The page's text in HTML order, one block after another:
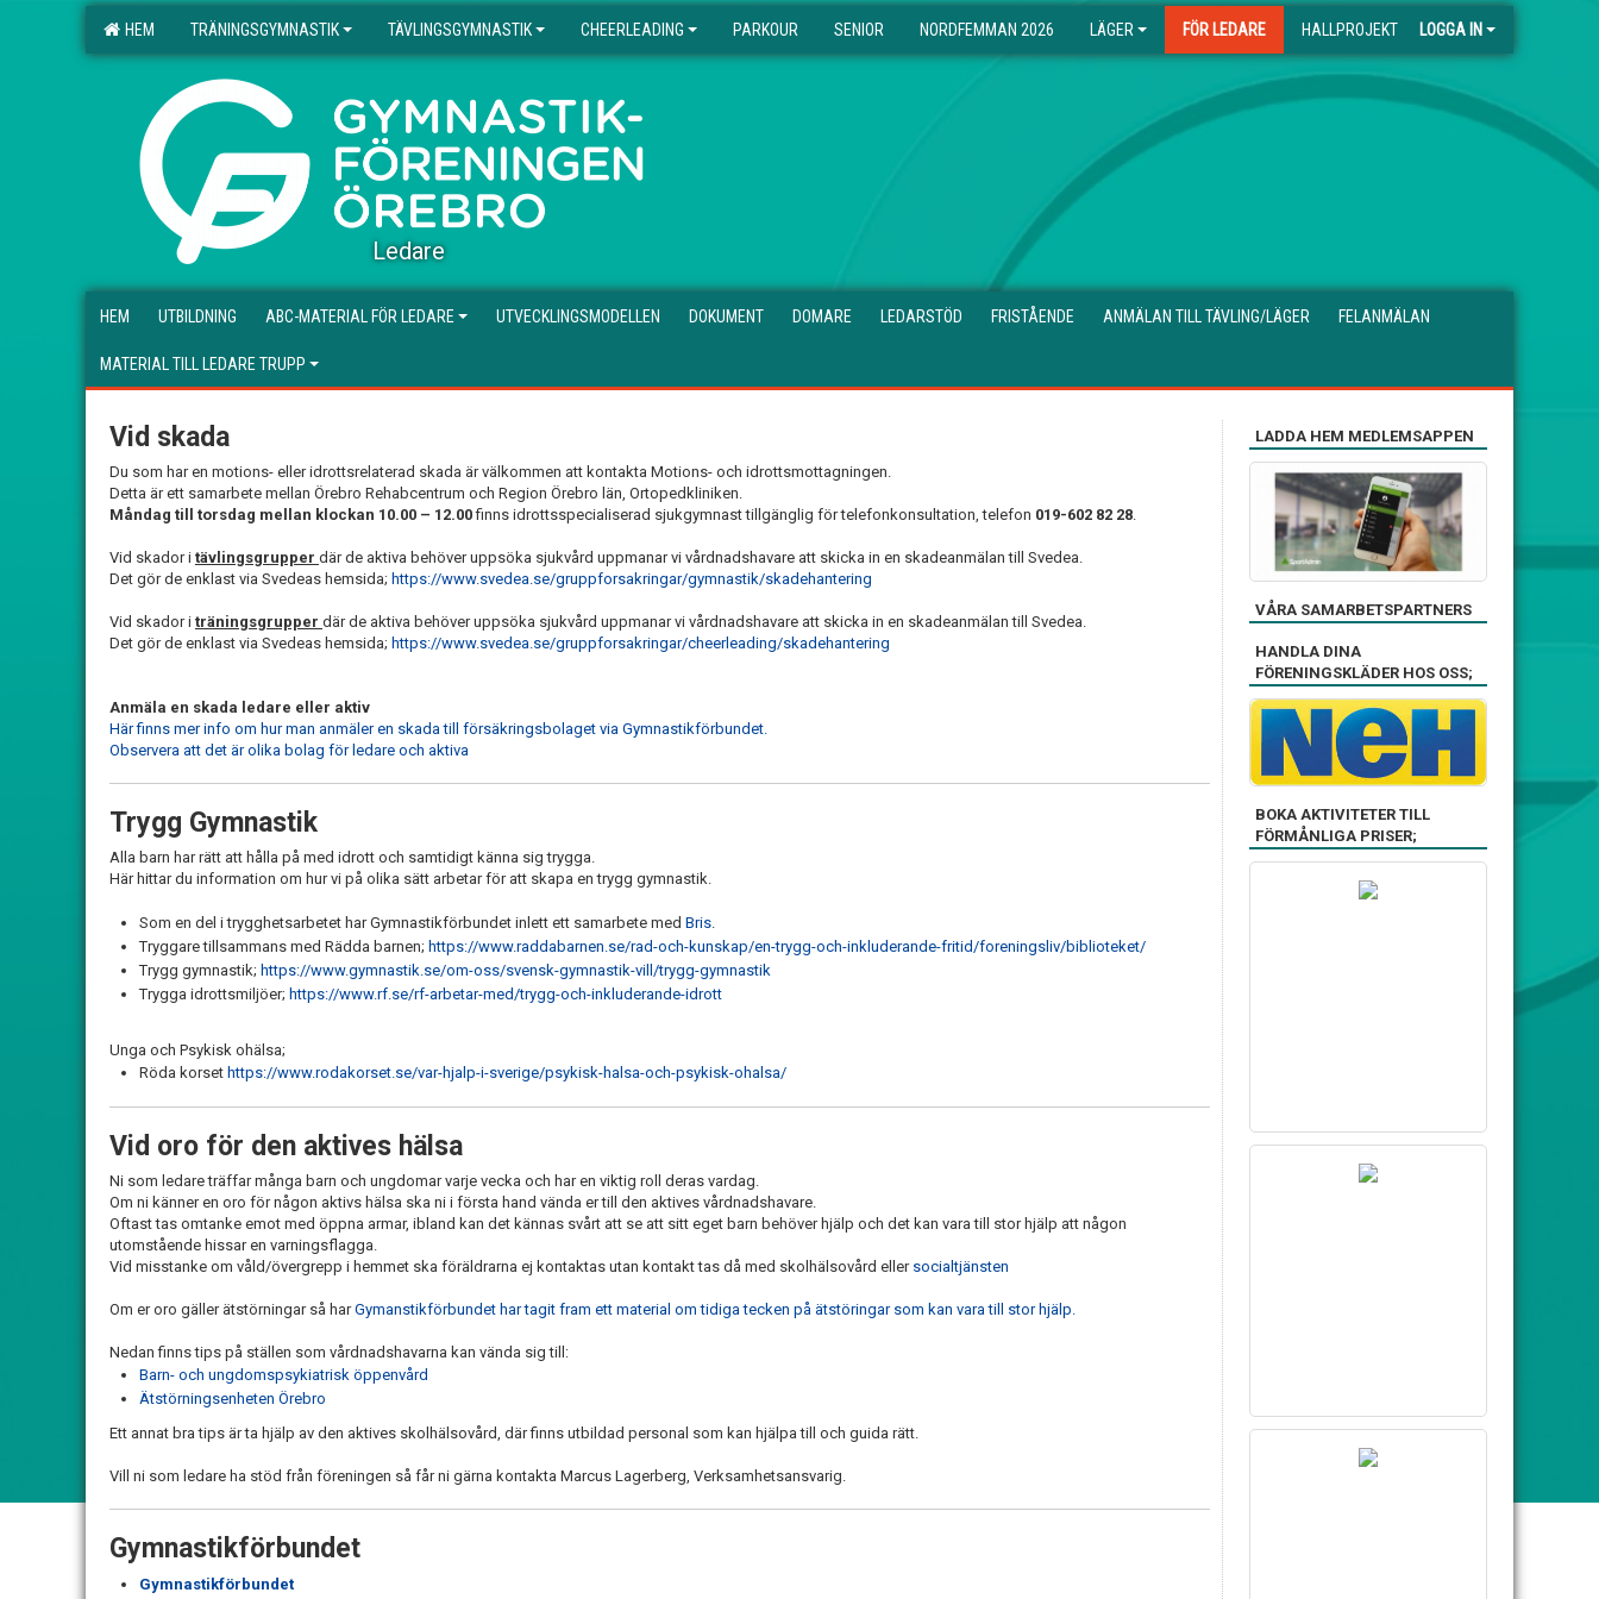
HEM TRÄNINGSGYMNASTIK TÄVLINGSGYMNASTIK CHEERLEADING PARKOUR SENIOR NORDFEMMAN 2026 LÄGER FÖR LEDARE HALLPROJEKT LOGGA IN
.
Ledare
HEM UTBILDNING ABC-MATERIAL FÖR LEDARE UTVECKLINGSMODELLEN DOKUMENT DOMARE LEDARSTÖD FRISTÅENDE ANMÄLAN TILL TÄVLING/LÄGER FELANMÄLAN
MATERIAL TILL LEDARE TRUPP
Vid skada
Du som har en motions- eller idrottsrelaterad skada är välkommen att kontakta Motions- och idrottsmottagningen.
Detta är ett samarbete mellan Örebro Rehabcentrum och Region Örebro län, Ortopedkliniken.
Måndag till torsdag mellan klockan 10.00 – 12.00finns idrottsspecialiserad sjukgymnast tillgänglig för telefonkonsultation, telefon 019-602 82 28.
Vid skador i tävlingsgrupper där de aktiva behöver uppsöka sjukvård uppmanar vi vårdnadshavare att skicka in en skadeanmälan till Svedea.
Det gör de enklast via Svedeas hemsida; https://www.svedea.se/gruppforsakringar/gymnastik/skadehantering
Vid skador i träningsgrupper där de aktiva behöver uppsöka sjukvård uppmanar vi vårdnadshavare att skicka in en skadeanmälan till Svedea.
Det gör de enklast via Svedeas hemsida; https://www.svedea.se/gruppforsakringar/cheerleading/skadehantering
Anmäla en skada ledare eller aktiv
Här finns mer info om hur man anmäler en skada till försäkringsbolaget via Gymnastikförbundet.
Observera att det är olika bolag för ledare och aktiva
Trygg Gymnastik
Alla barn har rätt att hålla på med idrott och samtidigt känna sig trygga.
Här hittar du information om hur vi på olika sätt arbetar för att skapa en trygg gymnastik.
Som en del i trygghetsarbetet har Gymnastikförbundet inlett ett samarbete med Bris.
Tryggare tillsammans med Rädda barnen; https://www.raddabarnen.se/rad-och-kunskap/en-trygg-och-inkluderande-fritid/foreningsliv/biblioteket/
Trygg gymnastik; https://www.gymnastik.se/om-oss/svensk-gymnastik-vill/trygg-gymnastik
Trygga idrottsmiljöer; https://www.rf.se/rf-arbetar-med/trygg-och-inkluderande-idrott
Unga och Psykisk ohälsa;
Röda korset https://www.rodakorset.se/var-hjalp-i-sverige/psykisk-halsa-och-psykisk-ohalsa/
Vid oro för den aktives hälsa
Ni som ledare träffar många barn och ungdomar varje vecka och har en viktig roll deras vardag.
Om ni känner en oro för någon aktivs hälsa ska ni i första hand vända er till den aktives vårdnadshavare.
Oftast tas omtanke emot med öppna armar, ibland kan det kännas svårt att se att sitt eget barn behöver hjälp och det kan vara till stor hjälp att någon
utomstående hissar en varningsflagga.
Vid misstanke om våld/övergrepp i hemmet ska föräldrarna ej kontaktas utan kontakt tas då med skolhälsovård eller socialtjänsten
Om er oro gäller ätstörningar så harGymanstikförbundet har tagit fram ett material om tidiga tecken på ätstöringar som kan vara till stor hjälp.
Nedan finns tips på ställen som vårdnadshavarna kan vända sig till:
Barn- och ungdomspsykiatrisk öppenvård
Ätstörningsenheten Örebro
Ett annat bra tips är ta hjälp av den aktives skolhälsovård, där finns utbildad personal som kan hjälpa till och guida rätt.
Vill ni som ledare ha stöd från föreningen så får ni gärna kontakta Marcus Lagerberg, Verksamhetsansvarig.
Gymnastikförbundet
Gymnastikförbundet
LADDA HEM MEDLEMSAPPEN
VÅRA SAMARBETSPARTNERS
HANDLA DINA
FÖRENINGSKLÄDER HOS OSS;
BOKA AKTIVITETER TILL
FÖRMÅNLIGA PRISER;